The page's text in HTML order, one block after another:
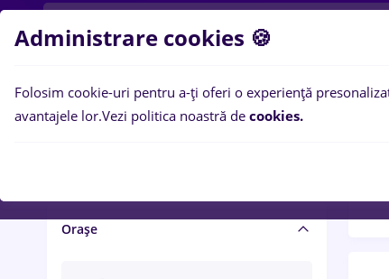
Salariu și beneficii
Orașe
Administrare cookies 🍪
Folosim cookie-uri pentru a-ți oferi o experiență
avantajele lor.Vezi politica noastră de cookies.